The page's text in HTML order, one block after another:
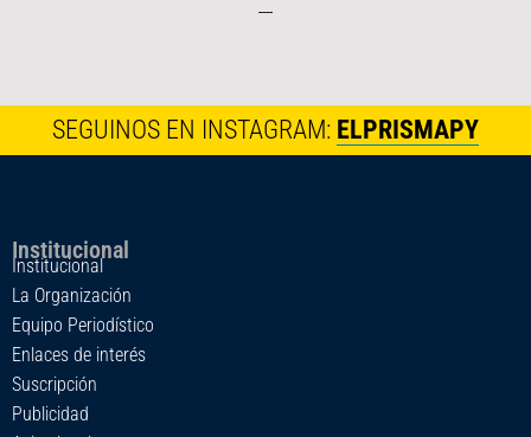
----
SEGUINOS EN INSTAGRAM: ELPRISMAPY
Institucional
Institucional
La Organización
Equipo Periodístico
Enlaces de interés
Suscripción
Publicidad